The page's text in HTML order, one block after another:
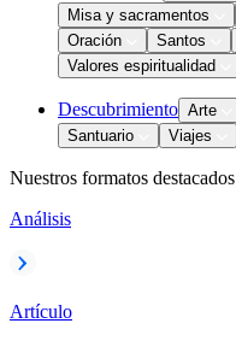
Misa y sacramentos
Oración
Santos
Valores espiritualidad
Descubrimiento Arte
Santuario
Viajes
Nuestros formatos destacados
Análisis
Artículo